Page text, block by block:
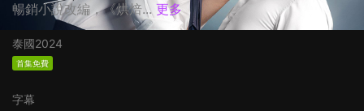
暢銷小說改編，《烘焙... 更多
泰國2024
首集免費
字幕